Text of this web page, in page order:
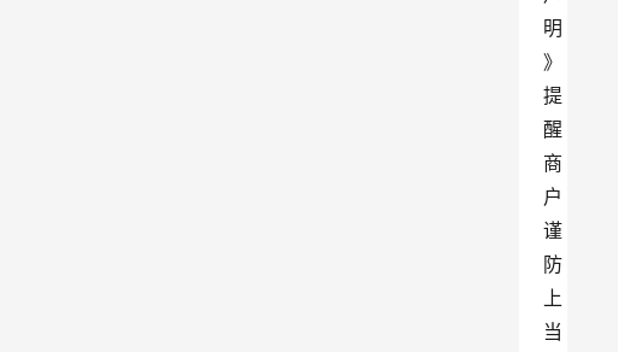
明
》
提
醒
商
户
谨
防
上
当